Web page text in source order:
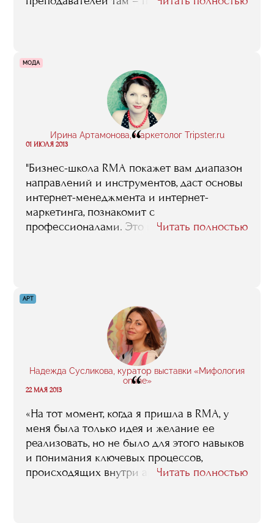
Я очень многому там научился, в том числе
и в плане раскрутки, продвижения бизнеса.
На занятия Назарова ходил с огромным
удовольствием, да и сейчас стараюсь их не
пропускать. Многих преподавателей могу с
благодарностью вспомнить: Семанову
Ольгу, например, ее лекции по меню-
инжинирингу мне очень пригодились"
МОДА
Ирина Артамонова, маркетолог Tripster.ru
“
01 ИЮЛЯ 2013
"Бизнес-школа RMA покажет вам диапазон
направлений и инструментов, даст основы
интернет-менеджмента и интернет-
маркетинга, познакомит с
профессионалами. Это немало, поверьте. И
рядом ходят ваши потенциальные
работодатели, инвесторы, команда вашей
мечты, в конце концов"
Читать полностью
АРТ
Надежда Сусликова, куратор выставки «Мифология
online»
“
22 МАЯ 2013
«На тот момент, когда я пришла в RMA, у
меня была только идея и желание ее
реализовать, но не было для этого навыков
и понимания ключевых процессов,
происходящих внутри арт-рынка. И только
Читать полностью